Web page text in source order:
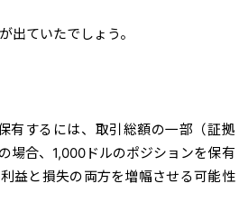
出ていたでしょう。
有するには、取引総額の一部（証拠
場合、1,000ドルのポジションを保有
益と損失の両方を増幅させる可能性